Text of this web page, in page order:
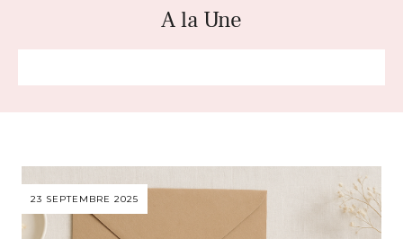
A la Une
23 SEPTEMBRE 2025